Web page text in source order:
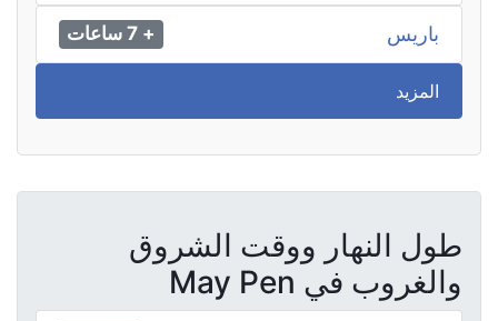
باريس + 7 ساعات
المزيد
طول النهار ووقت الشروق
والغروب في May Pen